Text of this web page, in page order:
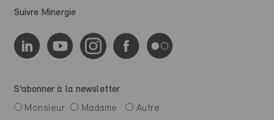
Suivre Minergie
S’abonner à la newsletter
Monsieur
Madame Autre